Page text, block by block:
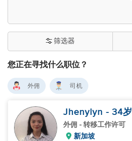
您正在寻找什么职位？
筛选器
外佣 司机
Jhenylyn - 34岁
外佣 - 转移工作许可
新加坡